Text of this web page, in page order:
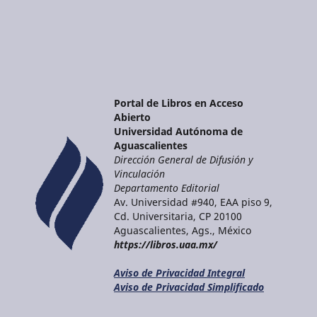
Portal de Libros en Acceso
Abierto
Universidad Autónoma de
Aguascalientes
Dirección General de Difusión y
Vinculación
Departamento Editorial
Av. Universidad #940, EAA piso 9,
Cd. Universitaria, CP 20100
Aguascalientes, Ags., México
https://libros.uaa.mx/
Aviso de Privacidad Integral
Aviso de Privacidad Simplificado